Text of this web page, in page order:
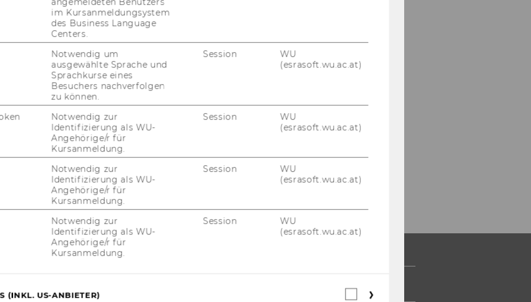
jour­nal.pone.0249217
Kultur-​Token
FORSCHUNGSPORTAL
im Kursanmeldungsystem
des Business Language
Centers.
Notwendig um
ausgewählte Sprache und
Sprachkurse eines
Besuchers nachverfolgen
zu können.
Session
WU
(esrasoft.wu.ac.at)
Notwendig zur
Identifizierung als WU-
Angehörige/r für
Kursanmeldung.
Session
WU
(esrasoft.wu.ac.at)
Notwendig zur
Identifizierung als WU-
Angehörige/r für
Kursanmeldung.
Session
WU
(esrasoft.wu.ac.at)
Notwendig zur
Identifizierung als WU-
Angehörige/r für
Kursanmeldung.
Session
WU
(esrasoft.wu.ac.at)
(INKL. US-ANBIETER)
Webstatistik